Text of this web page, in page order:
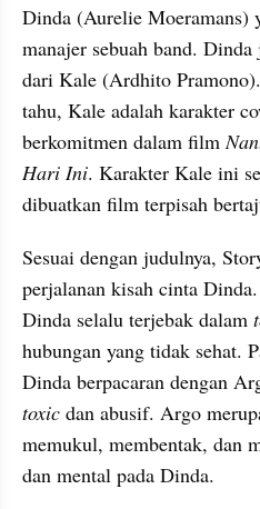
Dinda (Aurelie Moeramans)
manajer sebuah band.
dari Kale (Ardhito
tahu, Kale adalah karakter
berkomitmen dalam film
Hari Ini. Karakter Kale ini
dibuatkan film terpisah
Sesuai dengan judulnya,
perjalanan kisah cinta
Dinda selalu terjebak dalam
hubungan yang tidak sehat.
toxic dan abusif. Argo
memukul, membentak, dan
dan mental pada Dinda.